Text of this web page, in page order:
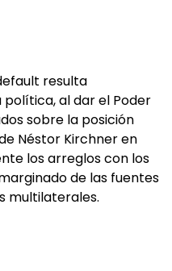
resulta
al dar el Poder
sobre la posición
Néstor Kirchner en
los arreglos con los
de las fuentes
multilaterales.